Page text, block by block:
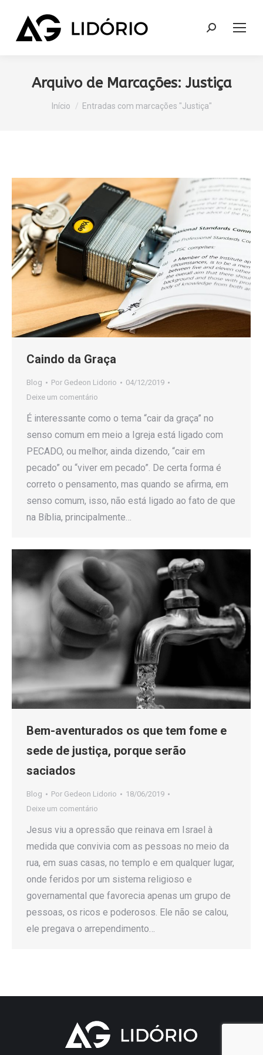
Search:
Arquivo de Marcações: Justiça
Você está aqui:
Início Entradas com marcações "Justiça"
Caindo da Graça
Blog Por Gedeon Lidorio
04/12/2019
Deixe um comentário
É interessante como o tema “cair da graça” no
senso comum em meio a Igreja está ligado com
PECADO, ou melhor, ainda dizendo, “cair em
pecado” ou “viver em pecado”. De certa forma é
correto o pensamento, mas quando se afirma, em
senso comum, isso, não está ligado ao fato de que
na Bíblia, principalmente…
Bem-aventurados os que tem fome e
sede de justiça, porque serão
saciados
Blog Por Gedeon Lidorio
18/06/2019
Deixe um comentário
Jesus viu a opressão que reinava em Israel à
medida que convivia com as pessoas no meio da
rua, em suas casas, no templo e em qualquer lugar,
onde feridos por um sistema religioso e
governamental que favorecia apenas um grupo de
pessoas, os ricos e poderosos. Ele não se calou,
ele pregava o arrependimento…